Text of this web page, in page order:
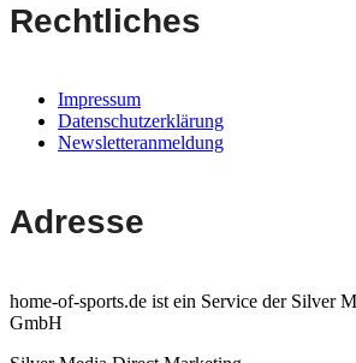
Rechtliches
Impressum
Datenschutzerklärung
Newsletteranmeldung
Adresse
home-of-sports.de ist ein Service der Silver
GmbH